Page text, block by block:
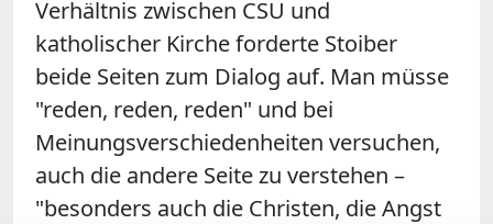
Verhältnis zwischen CSU und
katholischer Kirche forderte Stoiber
beide Seiten zum Dialog auf. Man müsse
"reden, reden, reden" und bei
Meinungsverschiedenheiten versuchen,
auch die andere Seite zu verstehen –
"besonders auch die Christen, die Angst